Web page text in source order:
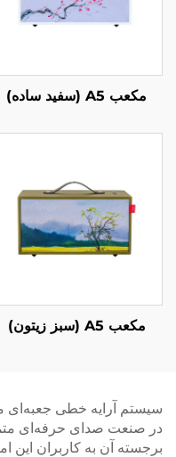
مکعب A5 (سفید ساده)
مکعب A5 (سبز زیتون)
سیستم آرایه خطی جعبه‌ای
در صنعت صدای حرفه‌ای
برجسته آن به کاربران این